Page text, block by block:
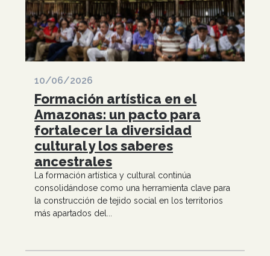
10/06/2026
Formación artística en el
Amazonas: un pacto para
fortalecer la diversidad
cultural y los saberes
ancestrales
La formación artística y cultural continúa
consolidándose como una herramienta clave para
la construcción de tejido social en los territorios
más apartados del...